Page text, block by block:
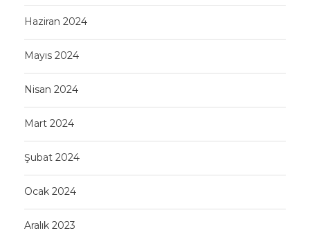
Haziran 2024
Mayıs 2024
Nisan 2024
Mart 2024
Şubat 2024
Ocak 2024
Aralık 2023